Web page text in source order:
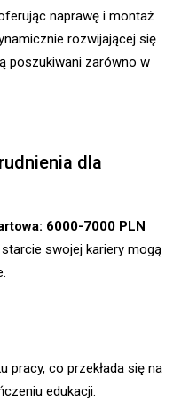
naprawę i montaż
rozwijającej się
poszukiwani zarówno w
dla
6000-7000 PLN
swojej kariery mogą
pracy, co przekłada się na
edukacji.